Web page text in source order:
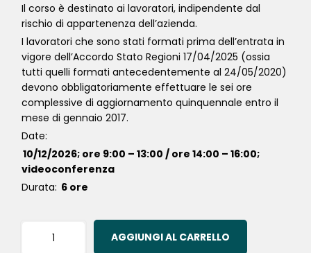
Il corso è destinato ai lavoratori, indipendente dal
rischio di appartenenza dell’azienda.
I lavoratori che sono stati formati prima dell’entrata in
vigore dell’Accordo Stato Regioni 17/04/2025 (ossia
tutti quelli formati antecedentemente al 24/05/2020)
devono obbligatoriamente effettuare le sei ore
complessive di aggiornamento quinquennale entro il
mese di gennaio 2017.
Date:
10/12/2026; ore 9:00 – 13:00 / ore 14:00 – 16:00;
videoconferenza
Durata: 6 ore
AGGIUNGI AL CARRELLO